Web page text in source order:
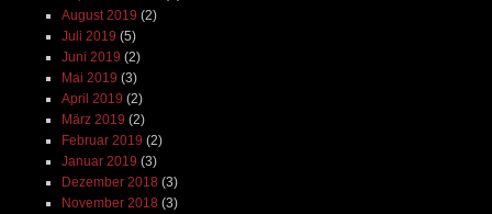
August 2019 (2)
Juli 2019 (5)
Juni 2019 (2)
Mai 2019 (3)
April 2019 (2)
März 2019 (2)
Februar 2019 (2)
Januar 2019 (3)
Dezember 2018 (3)
November 2018 (3)